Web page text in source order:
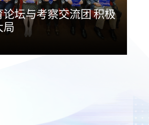
坛与考察交流团 积极
局